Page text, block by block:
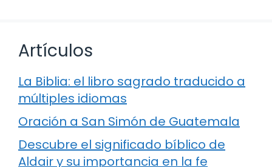
Artículos
La Biblia: el libro sagrado traducido a
múltiples idiomas
Oración a San Simón de Guatemala
Descubre el significado bíblico de
Aldair y su importancia en la fe